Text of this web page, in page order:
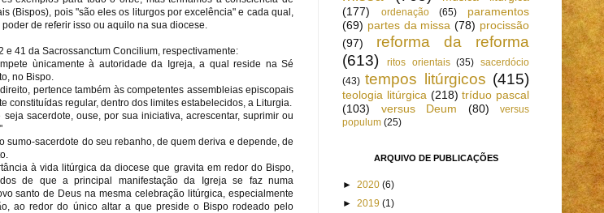
(Bispos), pois "são eles os liturgos por excelência" e cada qual,
de referir isso ou aquilo na sua diocese.
e 41 da Sacrossanctum Concilium, respectivamente:
ùnicamente à autoridade da Igreja, a qual reside na Sé
no Bispo.
pertence também às competentes assembleias episcopais
constituídas regular, dentro dos limites estabelecidos, a Liturgia.
sacerdote, ouse, por sua iniciativa, acrescentar, suprimir ou
sumo-sacerdote do seu rebanho, de quem deriva e depende, de
à vida litúrgica da diocese que gravita em redor do Bispo,
de que a principal manifestação da Igreja se faz numa
santo de Deus na mesma celebração litúrgica, especialmente
ao redor do único altar a que preside o Bispo rodeado pelo
(177)
ordenação (65)
paramentos
(69) partes da missa (78) procissão
(97)
reforma da reforma
(613)
ritos orientais (35) sacerdócio
(43) tempos litúrgicos (415)
teologia litúrgica (218) tríduo pascal
(103)
versus Deum (80)
versus
populum (25)
ARQUIVO DE PUBLICAÇÕES
► 2020 (6)
► 2019 (1)